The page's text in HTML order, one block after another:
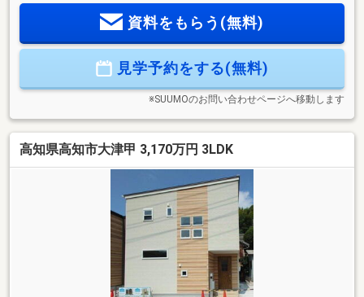
6帖洋室は三面採光と明るい室内空間となっています♪ 2階に
もトイレがあり、夜間や朝の慌ただしい時間帯にも便利です
資料をもらう(無料)
見学予約をする(無料)
※SUUMOのお問い合わせページへ移動します
高知県高知市大津甲 3,170万円 3LDK